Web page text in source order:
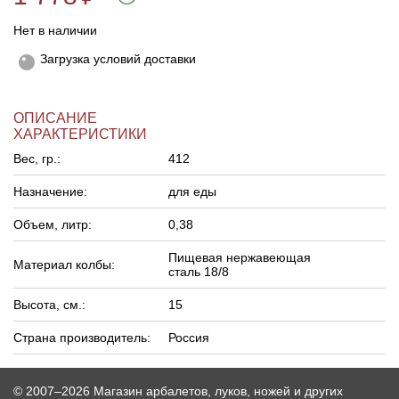
Нет в наличии
Загрузка условий доставки
ОПИСАНИЕ
ХАРАКТЕРИСТИКИ
Вес, гр.: 412
Назначение: для еды
Объем, литр: 0,38
Материал колбы:
Пищевая нержавеющая
сталь 18/8
Высота, см.: 15
Страна производитель: Россия
© 2007–2026 Магазин арбалетов, луков, ножей и других